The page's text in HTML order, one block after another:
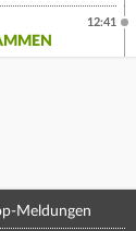
12:41
Meldungen